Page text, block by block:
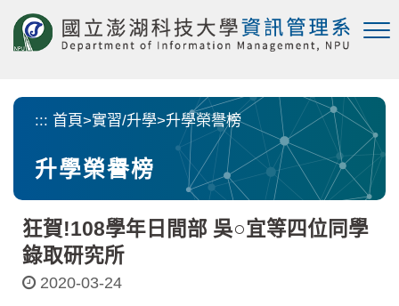
::: 首頁>實習/升學>升學榮譽榜
升學榮譽榜
狂賀!108學年日間部 吳○宜等四位同學
錄取研究所
2020-03-24